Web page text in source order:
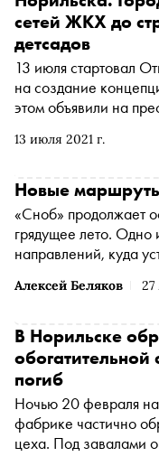
13 июля 2021 г.
сетей ЖКХ до
детсадов
13 июля стартовал
на создание
этом объявили на
проходить конкурс —
Алексей Беляков 27
Новые
«Сноб» продолжает
грядущее лето.
направлений, куда
группой
Северу испытывает
В Норильске
погиб
Ночью 20 февраля на
фабрике частично
цеха. Под завалами